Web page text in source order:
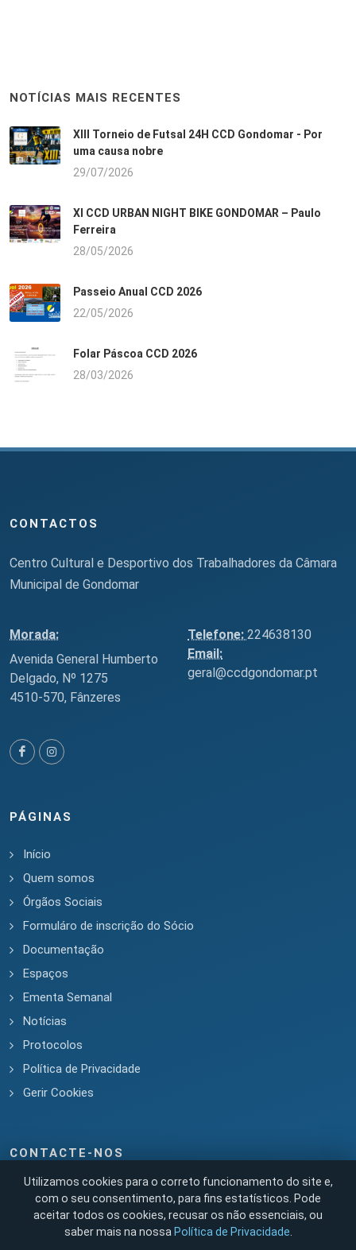
NOTÍCIAS MAIS RECENTES
XIII Torneio de Futsal 24H CCD Gondomar - Por
uma causa nobre
29/07/2026
XI CCD URBAN NIGHT BIKE GONDOMAR – Paulo
Ferreira
28/05/2026
Passeio Anual CCD 2026
22/05/2026
Folar Páscoa CCD 2026
28/03/2026
CONTACTOS
Centro Cultural e Desportivo dos Trabalhadores da Câmara
Municipal de Gondomar
Morada:
Avenida General Humberto
Delgado, Nº 1275
4510-570, Fânzeres
Telefone: 224638130
Email:
geral@ccdgondomar.pt
PÁGINAS
Início
Quem somos
Órgãos Sociais
Formuláro de inscrição do Sócio
Documentação
Espaços
Ementa Semanal
Notícias
Protocolos
Política de Privacidade
Gerir Cookies
CONTACTE-NOS
Utilizamos cookies para o correto funcionamento do site e,
com o seu consentimento, para fins estatísticos. Pode
aceitar todos os cookies, recusar os não essenciais, ou
saber mais na nossa Política de Privacidade.